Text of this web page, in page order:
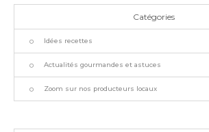
Catégories
Idées recettes
Actualités gourmandes et astuces
Zoom sur nos producteurs locaux